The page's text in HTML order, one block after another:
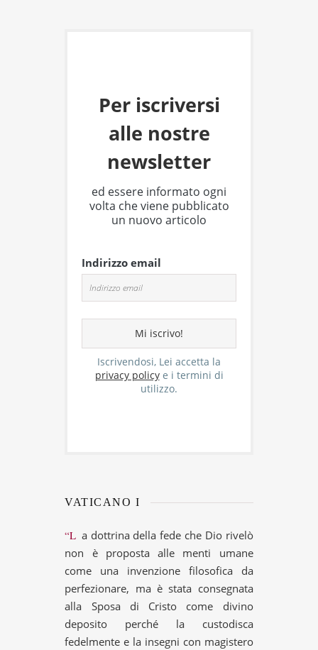
Per iscriversi
alle nostre
newsletter
ed essere informato ogni
volta che viene pubblicato
un nuovo articolo
Indirizzo email
Iscrivendosi, Lei accetta la
privacy policye i termini di
utilizzo.
VATICANO I
“La dottrina della fede che Dio rivelò
non è proposta alle menti umane
come una invenzione filosofica da
perfezionare, ma è stata consegnata
alla Sposa di Cristo come divino
deposito perché la custodisca
fedelmente e la insegni con magistero